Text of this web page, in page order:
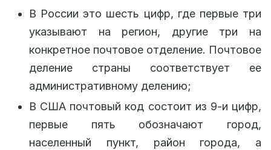
В России это шесть цифр, где первые три
указывают на регион, другие три на
конкретное почтовое отделение. Почтовое
деление страны соответствует ее
административному делению;
В США почтовый код состоит из 9-и цифр,
первые пять обозначают город,
населенный пункт, район города, а